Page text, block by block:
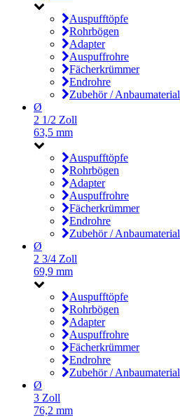
Auspufftöpfe
Rohrbögen
Adapter
Auspuffrohre
Fächerkrümmer
Endrohre
Zubehör / Anbaumaterial
Ø
2 1/2 Zoll
63,5 mm
Auspufftöpfe
Rohrbögen
Adapter
Auspuffrohre
Fächerkrümmer
Endrohre
Zubehör / Anbaumaterial
Ø
2 3/4 Zoll
69,9 mm
Auspufftöpfe
Rohrbögen
Adapter
Auspuffrohre
Fächerkrümmer
Endrohre
Zubehör / Anbaumaterial
Ø
3 Zoll
76,2 mm